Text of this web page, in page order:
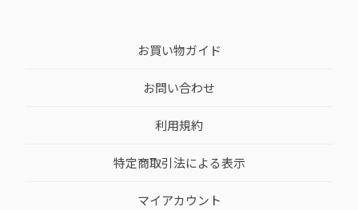
お買い物ガイド
お問い合わせ
利用規約
特定商取引法による表示
マイアカウント